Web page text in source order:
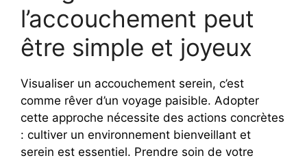
l’accouchement peut
être simple et joyeux
Visualiser un accouchement serein, c’est
comme rêver d’un voyage paisible. Adopter
cette approche nécessite des actions concrètes
: cultiver un environnement bienveillant et
serein est essentiel. Prendre soin de votre